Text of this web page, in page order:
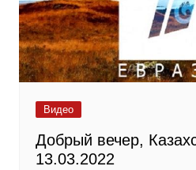
Видео
Добрый вечер,
13.03.2022